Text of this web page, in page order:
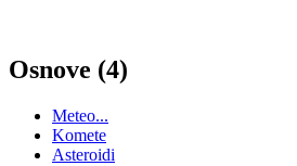
Osnove (4)
Meteo...
Komete
Asteroidi